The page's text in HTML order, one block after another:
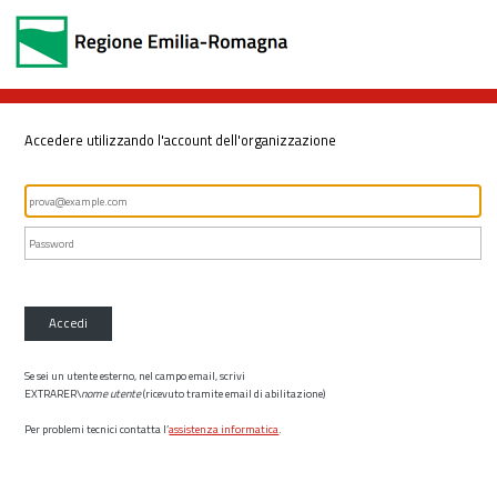
Accedere utilizzando l'account dell'organizzazione
Accedi
Se sei un utente esterno, nel campo email, scrivi
EXTRARER\nome utente(ricevuto tramite email di abilitazione)
Per problemi tecnici contatta l’assistenza informatica.